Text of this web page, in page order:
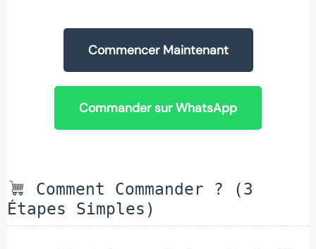
Commencer Maintenant
Commander sur WhatsApp
Comment Commander ? (3
Étapes Simples)